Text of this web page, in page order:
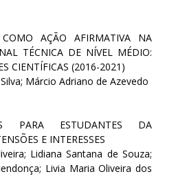
AÇÃO AFIRMATIVA NA
TÉCNICA DE NÍVEL MÉDIO:
CIENTÍFICAS (2016-2021)
Márcio Adriano de Azevedo
PARA ESTUDANTES DA
E INTERESSES
Lidiana Santana de Souza;
Livia Maria Oliveira dos